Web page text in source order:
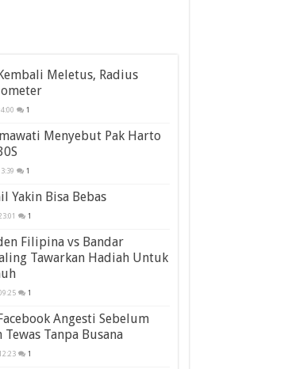
Meletus, Radius
1
Menyebut Pak Harto
1
Yakin Bisa Bebas
1
Filipina vs Bandar
Tawarkan Hadiah Untuk
1
Angesti Sebelum
Tanpa Busana
1